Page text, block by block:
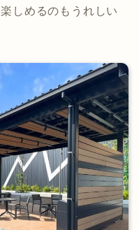
しめるのもうれしい